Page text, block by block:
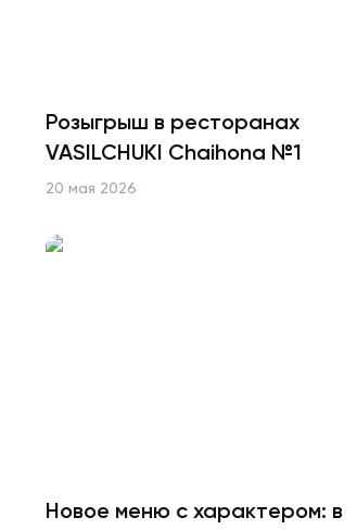
Розыгрыш в ресторанах
VASILCHUKI Chaihona №1
20 мая 2026
Новое меню с характером: в